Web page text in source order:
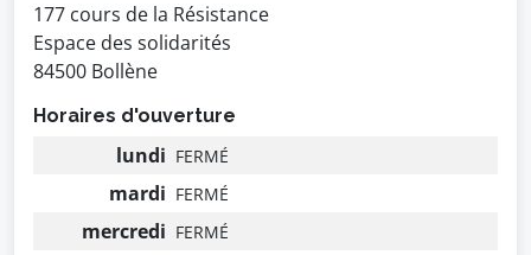
177 cours de la Résistance
Espace des solidarités
84500 Bollène
Horaires d'ouverture
lundi FERMÉ
mardi FERMÉ
mercredi FERMÉ